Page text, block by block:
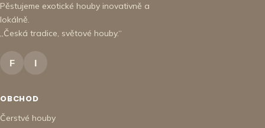
Pěstujeme exotické houby inovativně a
lokálně.
„Česká tradice, světové houby.“
F I
OBCHOD
Čerstvé houby